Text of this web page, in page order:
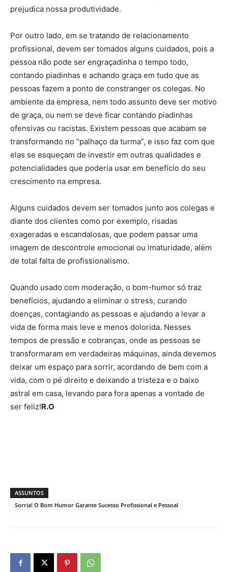
prejudica nossa produtividade.
Por outro lado, em se tratando de relacionamento
profissional, devem ser tomados alguns cuidados, pois a
pessoa não pode ser engraçadinha o tempo todo,
contando piadinhas e achando graça em tudo que as
pessoas fazem a ponto de constranger os colegas. No
ambiente da empresa, nem todo assunto deve ser motivo
de graça, ou nem se deve ficar contando piadinhas
ofensivas ou racistas. Existem pessoas que acabam se
transformando no “palhaço da turma”, e isso faz com que
elas se esqueçam de investir em outras qualidades e
potencialidades que poderia usar em benefício do seu
crescimento na empresa.
Alguns cuidados devem ser tomados junto aos colegas e
diante dos clientes como por exemplo, risadas
exageradas e escandalosas, que podem passar uma
imagem de descontrole emocional ou imaturidade, além
de total falta de profissionalismo.
Quando usado com moderação, o bom-humor só traz
benefícios, ajudando a eliminar o stress, curando
doenças, contagiando as pessoas e ajudando a levar a
vida de forma mais leve e menos dolorida. Nesses
tempos de pressão e cobranças, onde as pessoas se
transformaram em verdadeiras máquinas, ainda devemos
deixar um espaço para sorrir, acordando de bem com a
vida, com o pé direito e deixando a tristeza e o baixo
astral em casa, levando para fora apenas a vontade de
ser feliz!R.O
ASSUNTOS
Sorria! O Bom Humor Garante Sucesso Profissional e Pessoal